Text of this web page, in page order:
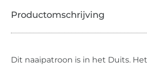
Dit naaipatroon is in het Duits.